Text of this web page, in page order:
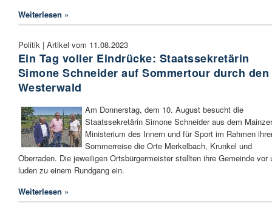
Weiterlesen »
Politik | Artikel vom 11.08.2023
Ein Tag voller Eindrücke: Staatssekretärin
Simone Schneider auf Sommertour durch den
Westerwald
Am Donnerstag, dem 10. August besucht die
Staatssekretärin Simone Schneider aus dem Mainzer
Ministerium des Innern und für Sport im Rahmen
Sommerreise die Orte Merkelbach, Krunkel und
Oberraden. Die jeweiligen Ortsbürgermeister stellten ihre Gemeinde vor
luden zu einem Rundgang ein.
Weiterlesen »